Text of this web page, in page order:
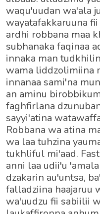
waqu'uudan wa'ala
wayatafakkaruuna
ardhi robbana maa
subhanaka faqinaa
innaka man
wama liddzolimiina
innanaa sami'na
an aminu
faghfirlana
sayyi'atina
Robbana wa atina
wa laa tuhzina
tukhliful mi'aad.
anni laa udii'u
dzakarin au'untsa,
falladziina haajaruu
wa'uudzu fii sabiilii